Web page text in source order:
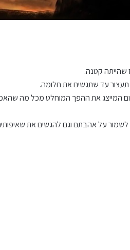
שהייתה קטנה.
תעצור עד שתגשים את חלומה.
המייצג את ההפך המוחלט מכל מה
לשמור על אהבתם וגם להגשים את